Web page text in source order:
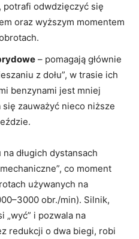
potrafi odwdzięczyć się
oraz wyższym momentem
– pomagają głównie
z dołu”, w trasie ich
benzynami jest mniej
zauważyć nieco niższe
długich dystansach
co moment
używanych na
obr./min). Silnik,
„wyć” i pozwala na
redukcji o dwa biegi, robi